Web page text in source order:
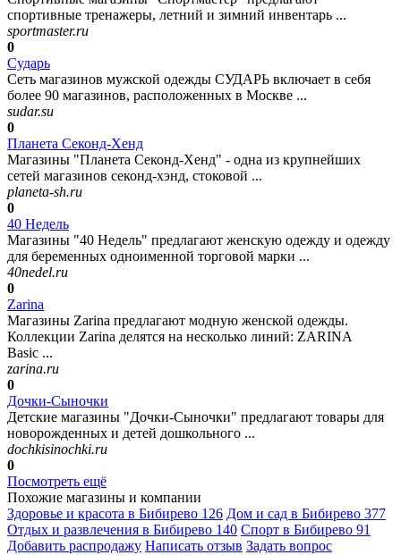
спортивные тренажеры, летний и зимний инвентарь ...
sportmaster.ru
0
Сударь
Сеть магазинов мужской одежды СУДАРЬ включает в себя
более 90 магазинов, расположенных в Москве ...
sudar.su
0
Планета Секонд-Хенд
Магазины "Планета Секонд-Хенд" - одна из крупнейших
сетей магазинов секонд-хэнд, стоковой ...
planeta-sh.ru
0
40 Недель
Магазины "40 Недель" предлагают женскую одежду и одежду
для беременных одноименной торговой марки ...
40nedel.ru
0
Zarina
Магазины Zarina предлагают модную женской одежды.
Коллекции Zarina делятся на несколько линий: ZARINA
Basic ...
zarina.ru
0
Дочки-Сыночки
Детские магазины "Дочки-Сыночки" предлагают товары для
новорожденных и детей дошкольного ...
dochkisinochki.ru
0
Посмотреть ещё
Похожие магазины и компании
Здоровье и красота в Бибирево 126 Дом и сад в Бибирево 377
Отдых и развлечения в Бибирево 140 Спорт в Бибирево 91
Добавить раcпродажу Написать отзыв Задать вопрос